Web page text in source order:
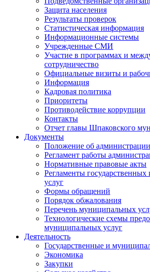
Защита населения
Результаты проверок
Статистическая информация
Информационные системы
Учрежденные СМИ
Участие в программах и
сотрудничество
Официальные визиты и
Информация
Кадровая политика
Приоритеты
Противодействие коррупции
Контакты
Отчет главы Шпаковского
Документы
Положение об администрации
Регламент работы
Нормативные правовые акты
Регламенты
услуг
Формы обращений
Порядок обжалования
Перечень муниципальных
Технологические схемы
муниципальных услуг
Деятельность
Государственные и
Экономика
Закупки